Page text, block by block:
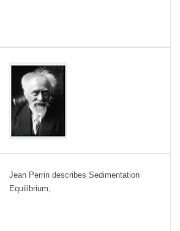
Jean Perrin describes Sedimentation
Equilibrium,